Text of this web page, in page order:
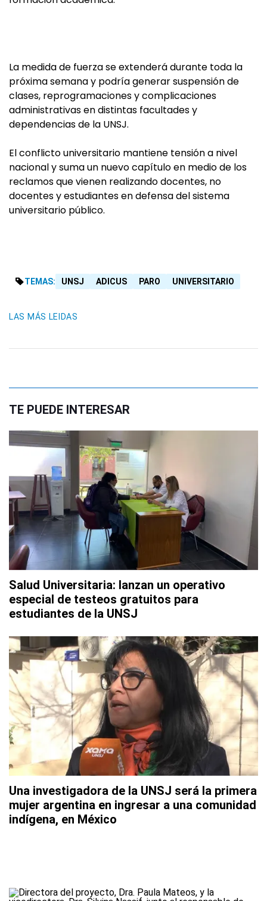
La medida de fuerza se extenderá durante toda la
próxima semana y podría generar suspensión de
clases, reprogramaciones y complicaciones
administrativas en distintas facultades y
dependencias de la UNSJ.
El conflicto universitario mantiene tensión a nivel
nacional y suma un nuevo capítulo en medio de los
reclamos que vienen realizando docentes, no
docentes y estudiantes en defensa del sistema
universitario público.
TEMAS: UNSJ ADICUS PARO UNIVERSITARIO
LAS MÁS LEIDAS
TE PUEDE INTERESAR
Salud Universitaria: lanzan un operativo
especial de testeos gratuitos para
estudiantes de la UNSJ
Una investigadora de la UNSJ será la primera
mujer argentina en ingresar a una comunidad
indígena, en México